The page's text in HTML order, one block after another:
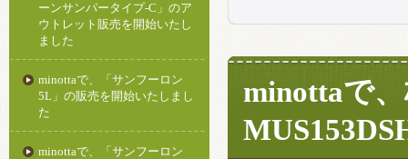
ーンサンパータイプ-C」のア
ウトレット販売を開始いたし
ました
minottaで、「サンフーロン
5L」の販売を開始いたしまし
た
minottaで、「サンフーロン
minottaで